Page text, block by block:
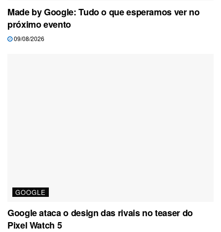
Made by Google: Tudo o que esperamos ver no
próximo evento
09/08/2026
GOOGLE
Google ataca o design das rivais no teaser do
Pixel Watch 5